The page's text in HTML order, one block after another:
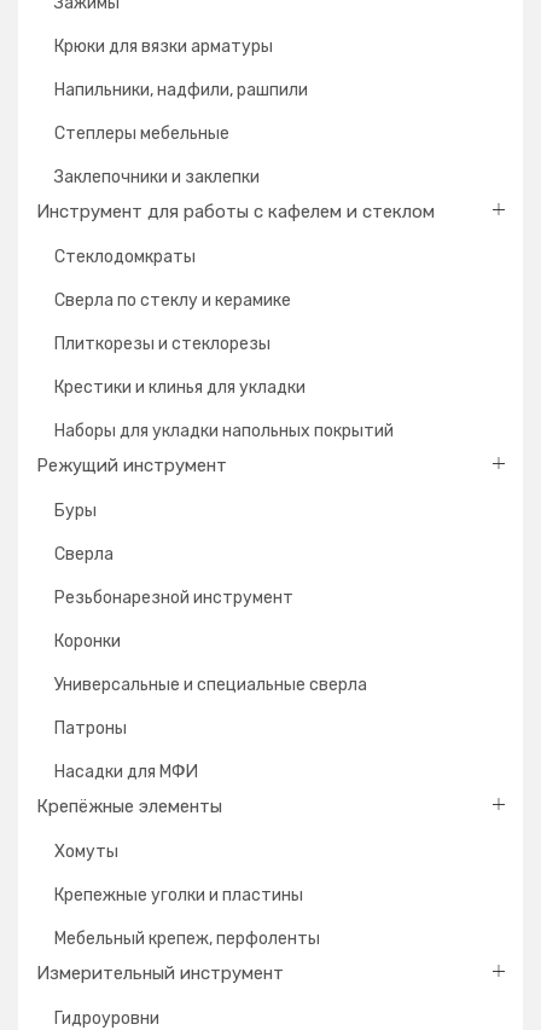
Крюки для вязки арматуры
Напильники, надфили, рашпили
Степлеры мебельные
Заклепочники и заклепки
Инструмент для работы с кафелем и стеклом
Стеклодомкраты
Сверла по стеклу и керамике
Плиткорезы и стеклорезы
Крестики и клинья для укладки
Наборы для укладки напольных покрытий
Режущий инструмент
Буры
Сверла
Резьбонарезной инструмент
Коронки
Универсальные и специальные сверла
Патроны
Насадки для МФИ
Крепёжные элементы
Хомуты
Крепежные уголки и пластины
Мебельный крепеж, перфоленты
Измерительный инструмент
Гидроуровни